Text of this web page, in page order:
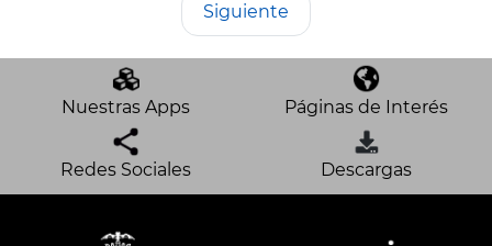
Siguiente
Nuestras Apps Páginas de Interés
Redes Sociales Descargas